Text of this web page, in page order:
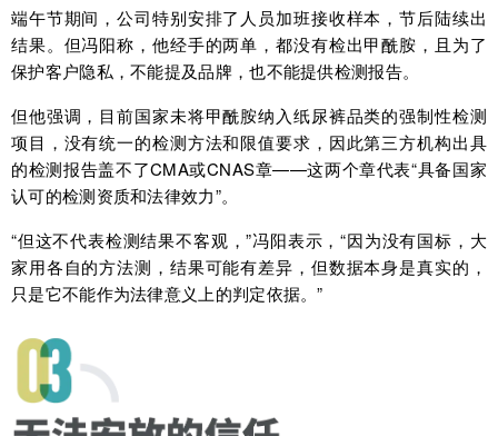
端午节期间，公司特别安排了人员加班接收样本，节后陆续出
结果。但冯阳称，他经手的两单，都没有检出甲酰胺，且为了
保护客户隐私，不能提及品牌，也不能提供检测报告。
但他强调，目前国家未将甲酰胺纳入纸尿裤品类的强制性检测
项目，没有统一的检测方法和限值要求，因此第三方机构出具
的检测报告盖不了CMA或CNAS章——这两个章代表“具备国家
认可的检测资质和法律效力”。
“但这不代表检测结果不客观，”冯阳表示，“因为没有国标，大
家用各自的方法测，结果可能有差异，但数据本身是真实的，
只是它不能作为法律意义上的判定依据。”